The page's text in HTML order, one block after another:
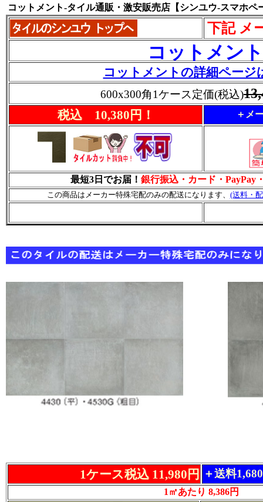
コットメント-タイル通販・激安販売店【シンユウ-スマホペ
下記 メ
コットメント
コットメントの詳細ページ
600x300角1ケース定価(税込)
税込 10,380円！ ＋メ
最短3日でお届！ 銀行振込・カード・PayPay
この商品はメーカー特殊宅配のみの配送になります、 (送料・
1ケース税込 11,980円 ＋送料
1㎡あたり 8,386円